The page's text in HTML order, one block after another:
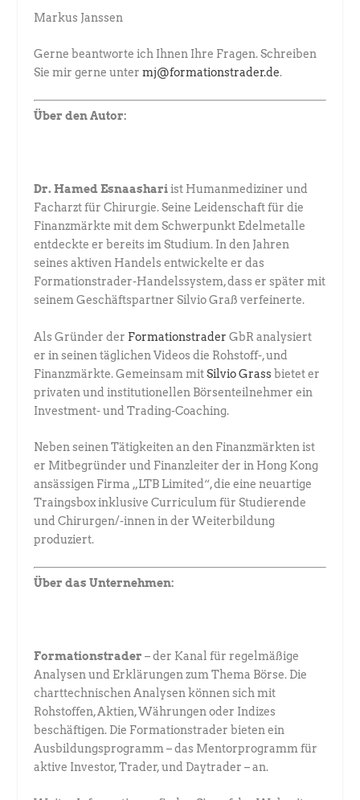
Markus Janssen
Gerne beantworte ich Ihnen Ihre Fragen. Schreiben
Sie mir gerne untermj@formationstrader.de.
Über den Autor:
Dr. Hamed Esnaashariist Humanmediziner und
Facharzt für Chirurgie. ­Seine Leidenschaft für die
Finanzmärkte mit dem Schwerpunkt Edel­metalle
entdeckte er bereits im Studium. In den Jahren
seines aktiven Handels entwickelte er das
Formationstrader-Handelssystem, dass er später mit
seinem Geschäftspartner Silvio Graß verfeinerte.
Als Gründer der Formationstrader GbR analysiert
er in seinen täglichen ­Videos die Rohstoff-, und
Finanzmärkte. Gemeinsam mitSilvio Grass­bietet er
privaten und institutionellen Börsenteilnehmer ein
Investment- und ­Trading-Coaching.
Neben seinen Tätigkeiten an den Finanzmärkten ist
er Mitbegründer und Finanzleiter der in Hong Kong
ansässigen Firma „LTB Limited“, die eine neuartige
Traingsbox inklusive Curriculum für Studierende
und Chirurgen/-innen in der Weiterbildung
produziert.
Über das Unternehmen:
Formationstrader– der Kanal für regelmäßige
Analysen und Erklärungen zum Thema Börse. Die
charttechnischen Analysen können sich mit
Rohstoffen, Aktien, Währungen oder Indizes
beschäftigen. Die Formationstrader bieten ein
Ausbildungsprogramm – das Mentorprogramm für
aktive Investor, Trader, und Daytrader – an.